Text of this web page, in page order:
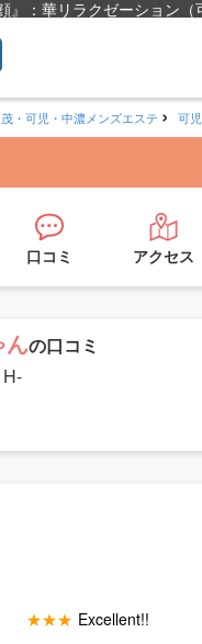
：華リラクゼーション（
・可児・中濃メンズエステ 可
口コミ アクセス
んの口コミ
★★★ Excellent!!